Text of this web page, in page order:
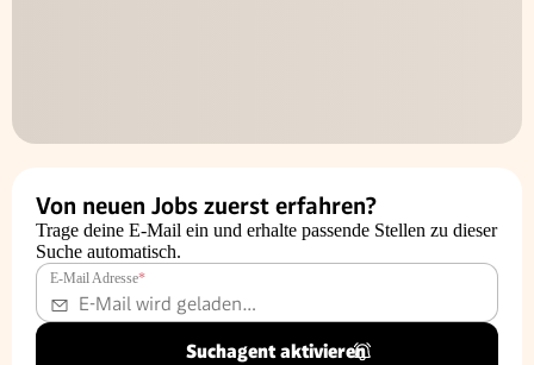
Von neuen Jobs zuerst erfahren?
Trage deine E-Mail ein und erhalte passende Stellen zu dieser
Suche automatisch.
E-Mail Adresse*
Suchagent aktivieren